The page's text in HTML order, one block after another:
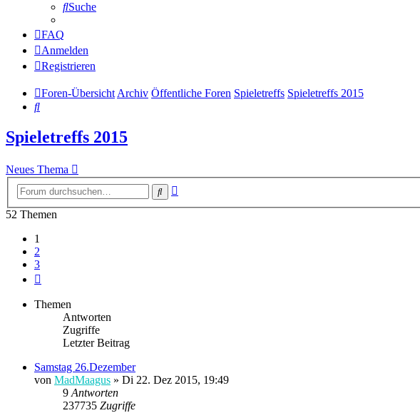
Suche
FAQ
Anmelden
Registrieren
Foren-ÜbersichtArchiv Öffentliche Foren Spieletreffs Spieletreffs 2015
Suche
Spieletreffs 2015
Neues Thema
Suche
52 Themen
1
2
3
Themen
Antworten
Zugriffe
Letzter Beitrag
Samstag 26.Dezember
von MadMaagus » Di 22. Dez 2015, 19:49
9 Antworten
237735 Zugriffe